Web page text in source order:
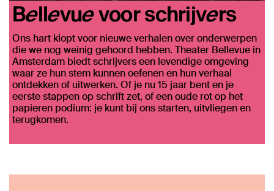
Bellevue voor schrijvers
Ons hart klopt voor nieuwe verhalen over onderwerpen
die we nog weinig gehoord hebben. Theater Bellevue in
Amsterdam biedt schrijvers een levendige omgeving
waar ze hun stem kunnen oefenen en hun verhaal
ontdekken of uitwerken. Of je nu 15 jaar bent en je
eerste stappen op schrift zet, of een oude rot op het
papieren podium: je kunt bij ons starten, uitvliegen en
terugkomen.